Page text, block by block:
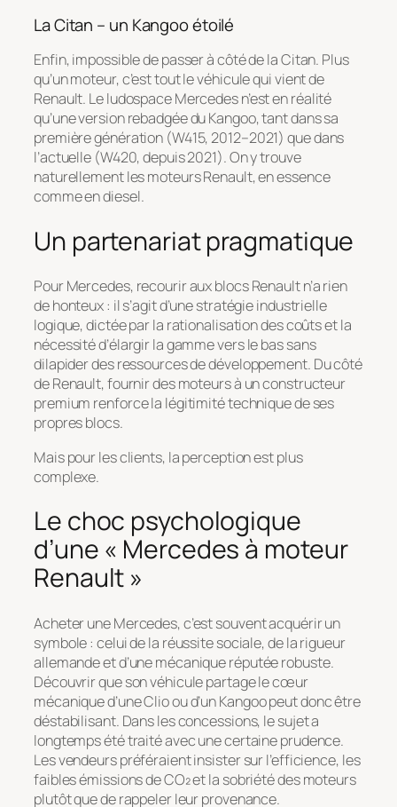
La Citan – un Kangoo étoilé
Enfin, impossible de passer à côté de la Citan. Plus
qu’un moteur, c’est tout le véhicule qui vient de
Renault. Le ludospace Mercedes n’est en réalité
qu’une version rebadgée du Kangoo, tant dans sa
première génération (W415, 2012–2021) que dans
l’actuelle (W420, depuis 2021). On y trouve
naturellement les moteurs Renault, en essence
comme en diesel.
Un partenariat pragmatique
Pour Mercedes, recourir aux blocs Renault n’a rien
de honteux : il s’agit d’une stratégie industrielle
logique, dictée par la rationalisation des coûts et la
nécessité d’élargir la gamme vers le bas sans
dilapider des ressources de développement. Du côté
de Renault, fournir des moteurs à un constructeur
premium renforce la légitimité technique de ses
propres blocs.
Mais pour les clients, la perception est plus
complexe.
Le choc psychologique
d’une « Mercedes à moteur
Renault »
Acheter une Mercedes, c’est souvent acquérir un
symbole : celui de la réussite sociale, de la rigueur
allemande et d’une mécanique réputée robuste.
Découvrir que son véhicule partage le cœur
mécanique d’une Clio ou d’un Kangoo peut donc être
déstabilisant. Dans les concessions, le sujet a
longtemps été traité avec une certaine prudence.
Les vendeurs préféraient insister sur l’efficience, les
faibles émissions de CO₂ et la sobriété des moteurs
plutôt que de rappeler leur provenance.